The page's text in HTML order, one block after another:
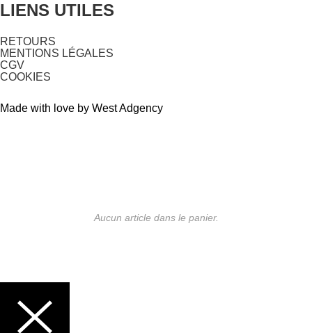
LIENS UTILES
RETOURS
MENTIONS LÉGALES
CGV
COOKIES
Made with love by West Adgency
Aucun article dans le panier.